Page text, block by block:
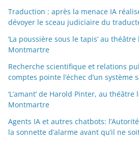
Traduction : après la menace IA
dévoyer le sceau judiciaire du
‘La poussière sous le tapis’ au
Montmartre
Recherche scientifique et relations
comptes pointe l’échec d’un système
‘L’amant’ de Harold Pinter, au
Montmartre
Agents IA et autres chatbots:
la sonnette d’alarme avant qu’il ne